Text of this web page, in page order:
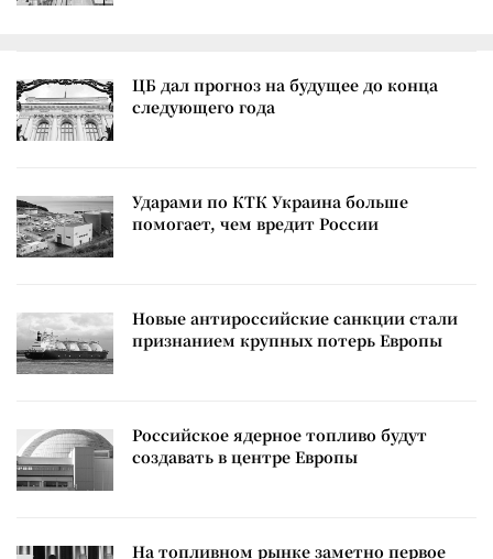
ЦБ дал прогноз на будущее до конца
следующего года
Ударами по КТК Украина больше
помогает, чем вредит России
Новые антироссийские санкции стали
признанием крупных потерь Европы
Российское ядерное топливо будут
создавать в центре Европы
На топливном рынке заметно первое